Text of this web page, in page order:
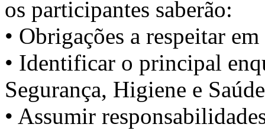
os participantes saberão:
• Obrigações a respeitar
• Identificar o principal
Segurança, Higiene e
• Assumir